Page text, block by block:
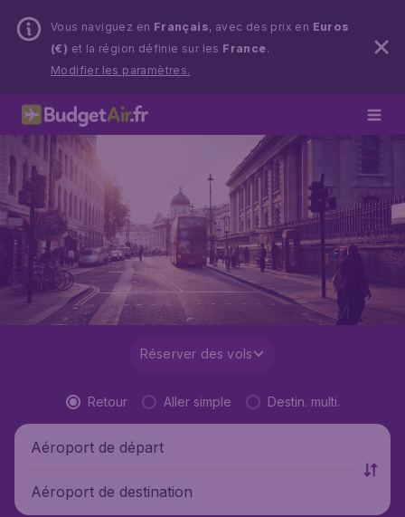
Vous naviguez en Français, avec des prix en Euros
(€) et la région définie sur les France.
Modifier les paramètres.
Réserver des vols
Retour Aller simple Destin. multi.
Aéroport de départ
Aéroport de destination